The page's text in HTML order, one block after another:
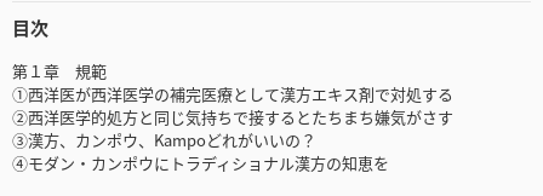
目次
第１章 規範
①西洋医が西洋医学の補完医療として漢方エキス剤で対処する
②西洋医学的処方と同じ気持ちで接するとたちまち嫌気がさす
③漢方、カンポウ、Kampoどれがいいの？
④モダン・カンポウにトラディショナル漢方の知恵を